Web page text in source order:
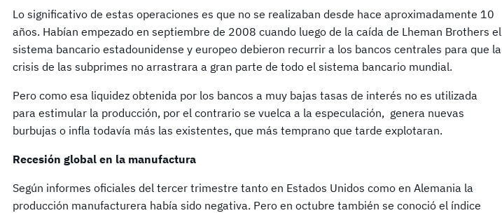
Lo significativo de estas operaciones es que no se realizaban desde hace aproximadamente 10
años. Habían empezado en septiembre de 2008 cuando luego de la caída de Lheman Brothers el
sistema bancario estadounidense y europeo debieron recurrir a los bancos centrales para que la
crisis de las subprimes no arrastrara a gran parte de todo el sistema bancario mundial.
Pero como esa liquidez obtenida por los bancos a muy bajas tasas de interés no es utilizada
para estimular la producción, por el contrario se vuelca a la especulación, genera nuevas
burbujas o infla todavía más las existentes, que más temprano que tarde explotaran.
Recesión global en la manufactura
Según informes oficiales del tercer trimestre tanto en Estados Unidos como en Alemania la
producción manufacturera había sido negativa. Pero en octubre también se conoció el índice